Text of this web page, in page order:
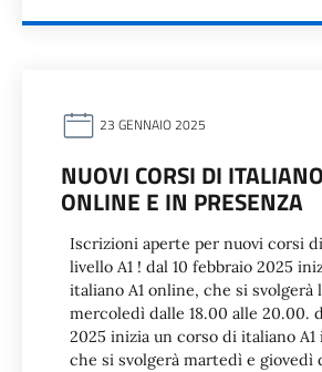
23 GENNAIO 2025
NUOVI CORSI DI
ONLINE E IN PRESENZA
Iscrizioni aperte per nuovi corsi
livello A1 ! dal 10 febbraio 2025
italiano A1 online, che si svolgerà
mercoledì dalle 18.00 alle 20.00.
2025 inizia un corso di italiano A1
che si svolgerà martedì e giovedì